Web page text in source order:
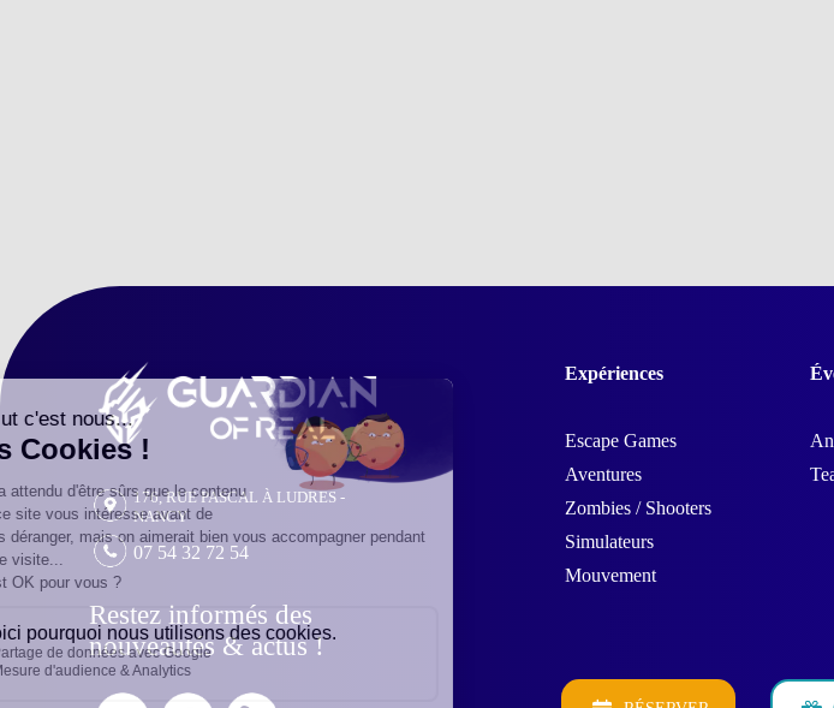
176, RUE PASCAL À LUDRES -
NANCY
07 54 32 72 54
Restez informés des
nouveautés & actus !
Expériences
Escape Games
Aventures
Zombies / Shooters
Simulateurs
Mouvement